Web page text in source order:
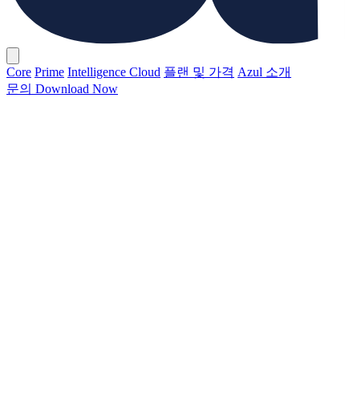
Core Prime Intelligence Cloud 플랜 및 가격 Azul 소개
문의 Download Now